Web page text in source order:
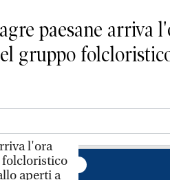
paesane arriva
gruppo
l'ora
folcloristico
aperti a